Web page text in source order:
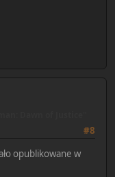
#8
opublikowane w